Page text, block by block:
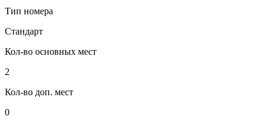
Тип номера
Стандарт
Кол-во основных мест
2
Кол-во доп. мест
0